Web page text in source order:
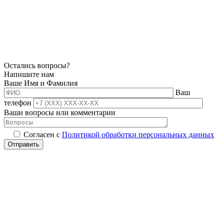
Остались вопросы?
Напишите нам
Ваше Имя и Фамилия
Ваш
телефон
Ваши вопросы или комментарии
Согласен с Политикой обработки персональных данных